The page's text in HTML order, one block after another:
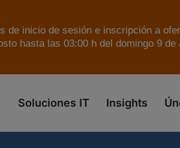
de inicio de sesión e inscripción a
hasta las 03:00 h del domingo 9
Soluciones IT Insights